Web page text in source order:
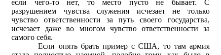
если чего-то нет, то место пусто не бывает. С
разрушением чувства служения исчезает не только
чувство ответственности за путь своего государства,
исчезает даже во многом чувство ответственности за
самого себя.
Если опять брать пример с США, то там армия